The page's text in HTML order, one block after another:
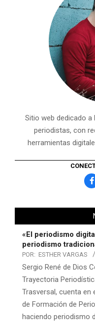
Sitio web dedicado
periodistas, con
herramientas
«El periodismo
periodismo
POR: ESTHER VARGAS
Sergio René de Dios
Trayectoria
Trasversal, cuenta en
de Formación de
haciendo periodismo